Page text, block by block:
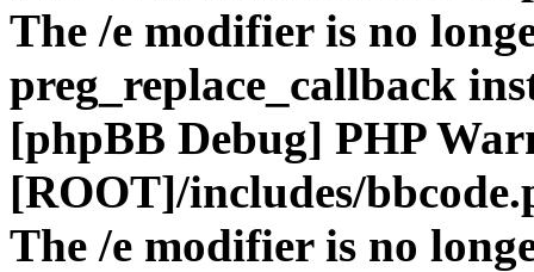
The /e modifier is no
preg_replace_callback
[phpBB Debug] PHP
[ROOT]/includes/
The /e modifier is no